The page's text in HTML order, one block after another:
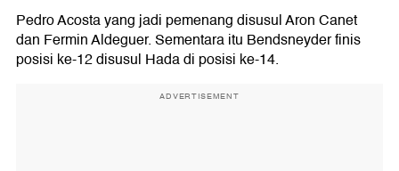
Pedro Acosta yang jadi pemenang disusul Aron Canet
dan Fermin Aldeguer. Sementara itu Bendsneyder finis
posisi ke-12 disusul Hada di posisi ke-14.
ADVERTISEMENT